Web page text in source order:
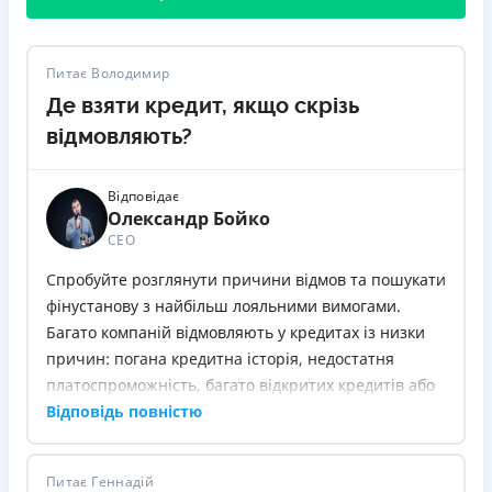
Питає Володимир
Де взяти кредит, якщо скрізь
відмовляють?
Відповідає
Олександр Бойко
СЕО
Спробуйте розглянути причини відмов та пошукати
фінустанову з найбільш лояльними вимогами.
Багато компаній відмовляють у кредитах із низки
причин: погана кредитна історія, недостатня
платоспроможність, багато відкритих кредитів або
неправильно зазначені дані в анкеті.
Почніть очищати свою кредитну історію та
Відповідь повністю
Питає Геннадій